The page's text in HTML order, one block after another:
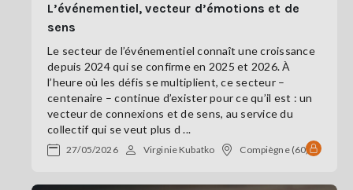
L’événementiel, vecteur d’émotions et de
sens
Le secteur de l’événementiel connaît une croissance
depuis 2024 qui se confirme en 2025 et 2026. À
l’heure où les défis se multiplient, ce secteur –
centenaire – continue d’exister pour ce qu’il est : un
vecteur de connexions et de sens, au service du
collectif qui se veut plus d ...
27/05/2026 Virginie Kubatko Compiègne (60)